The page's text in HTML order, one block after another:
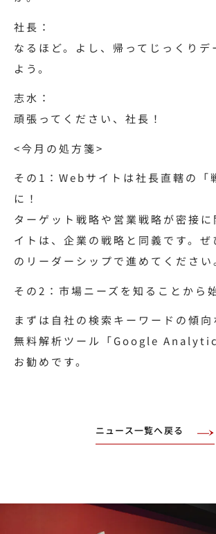
社長：
なるほど。よし、帰ってじっくりデ
よう。
志水：
頑張ってください、社長！
<今月の処方箋>
その1：Webサイトは社長直轄の「
に！
ターゲット戦略や営業戦略が密接
イトは、企業の戦略と同義です。ぜ
のリーダーシップで進めてください
その2：市場ニーズを知ることから
まずは自社の検索キーワードの傾向
無料解析ツール「Google
お勧めです。
ニュース一覧へ戻る